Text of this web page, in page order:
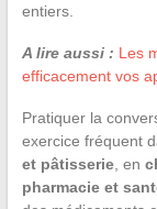
entiers.
A lire aussi : Les
efficacement vos
Pratiquer la
exercice fréquent
et pâtisserie, en
pharmacie et